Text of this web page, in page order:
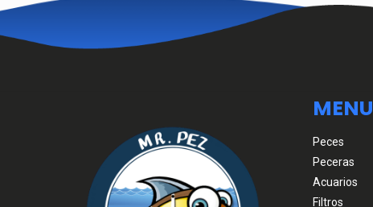
MENU
Peces
Peceras
Acuarios
Filtros